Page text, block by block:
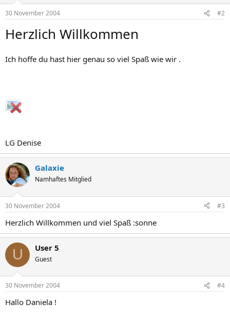
30 November 2004 #2
Herzlich Willkommen
Ich hoffe du hast hier genau so viel Spaß wie wir .
LG Denise
Galaxie
Namhaftes Mitglied
30 November 2004 #3
Herzlich Willkommen und viel Spaß :sonne
U User 5
Guest
30 November 2004 #4
Hallo Daniela !